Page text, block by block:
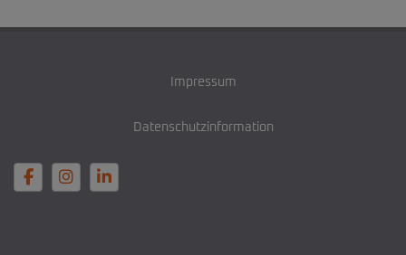
Impressum
Datenschutzinformation